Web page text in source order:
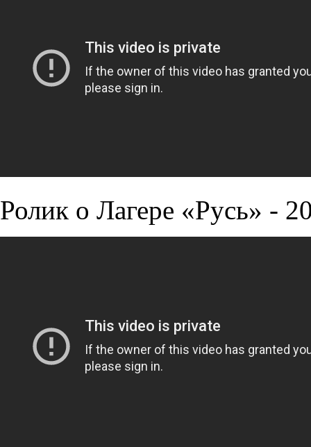
Ролик о Лагере «Русь» -